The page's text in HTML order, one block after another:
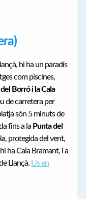
hi ha un paradís
com piscines,
Borró i la Cala
de carretera per
són 5 minuts de
fins a la Punta del
protegida del vent,
ha Cala Bramant, i a
Llançà. Us en